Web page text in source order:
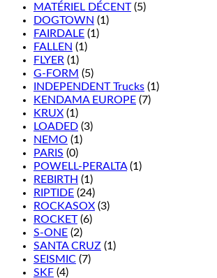
MATÉRIEL DÉCENT (5)
DOGTOWN (1)
FAIRDALE (1)
FALLEN (1)
FLYER (1)
G-FORM (5)
INDEPENDENT Trucks (1)
KENDAMA EUROPE (7)
KRUX (1)
LOADED (3)
NEMO (1)
PARIS (0)
POWELL-PERALTA (1)
REBIRTH (1)
RIPTIDE (24)
ROCKASOX (3)
ROCKET (6)
S-ONE (2)
SANTA CRUZ (1)
SEISMIC (7)
SKF (4)